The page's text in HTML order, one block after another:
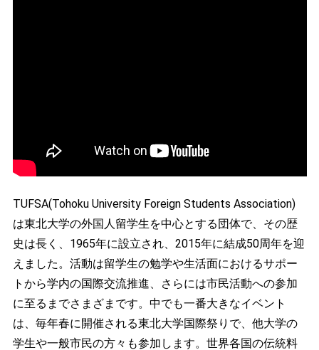
TUFSA(Tohoku University Foreign Students Association)
は東北大学の外国人留学生を中心とする団体で、その歴
史は長く、1965年に設立され、2015年に結成50周年を迎
えました。活動は留学生の勉学や生活面におけるサポー
トから学内の国際交流推進、さらには市民活動への参加
に至るまでさまざまです。中でも一番大きなイベント
は、毎年春に開催される東北大学国際祭りで、他大学の
学生や一般市民の方々も参加します。世界各国の伝統料